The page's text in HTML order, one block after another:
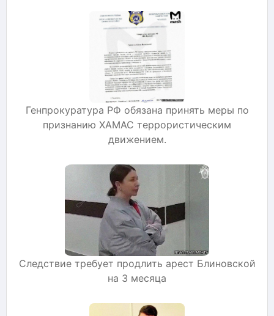
Генпрокуратура РФ обязана принять меры по
признанию ХАМАС террористическим
движением.
Следствие требует продлить арест Блиновской
на 3 месяца